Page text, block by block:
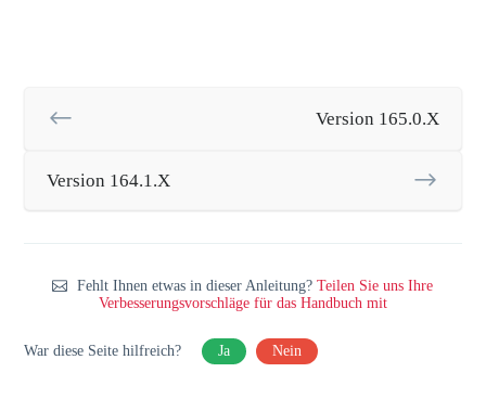
Version 165.0.X
Version 164.1.X
Fehlt Ihnen etwas in dieser Anleitung?Teilen Sie uns Ihre
Verbesserungsvorschläge für das Handbuch mit
War diese Seite hilfreich? Ja Nein